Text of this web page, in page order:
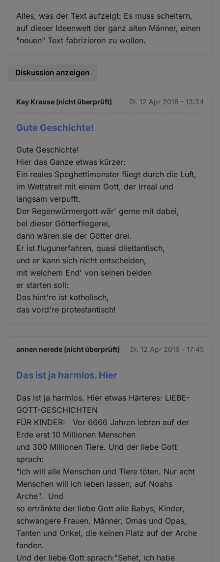
Alles, was der Text aufzeigt: Es muss scheitern,
auf dieser Ideenwelt der ganz alten Männer, einen
"neuen" Text fabrizieren zu wollen.
Diskussion anzeigen
Kay Krause (nicht überprüft) Di. 12 Apr 2016 - 13:34
Gute Geschichte!
Gute Geschichte!
Hier das Ganze etwas kürzer:
Ein reales Speghettimonster fliegt durch die Luft,
im Wettstreit mit einem Gott, der irreal und
langsam verpufft.
Der Regenwürmergott wär' gerne mit dabei,
bei dieser Götterfliegerei,
dann wären sie der Götter drei.
Er ist flugunerfahren, quasi dilettantisch,
und er kann sich nicht entscheiden,
mit welchem End' von seinen beiden
er starten soll:
Das hint're ist katholisch,
das vord're protestantisch!
annen nerede (nicht überprüft) Di. 12 Apr 2016 - 17:45
Das ist ja harmlos. Hier
Das ist ja harmlos. Hier etwas Härteres: LIEBE-
GOTT-GESCHICHTEN
FÜR KINDER: Vor 6666 Jahren lebten auf der
Erde erst 10 Millionen Menschen
und 300 Millionen Tiere. Und der liebe Gott
sprach:
"Ich will alle Menschen und Tiere töten. Nur acht
Menschen will ich leben lassen, auf Noahs
Arche". Und
so ertränkte der liebe Gott alle Babys, Kinder,
schwangere Frauen, Männer, Omas und Opas,
Tanten und Onkel, die keinen Platz auf der Arche
fanden.
Und der liebe Gott sprach:"Sehet, ich habe